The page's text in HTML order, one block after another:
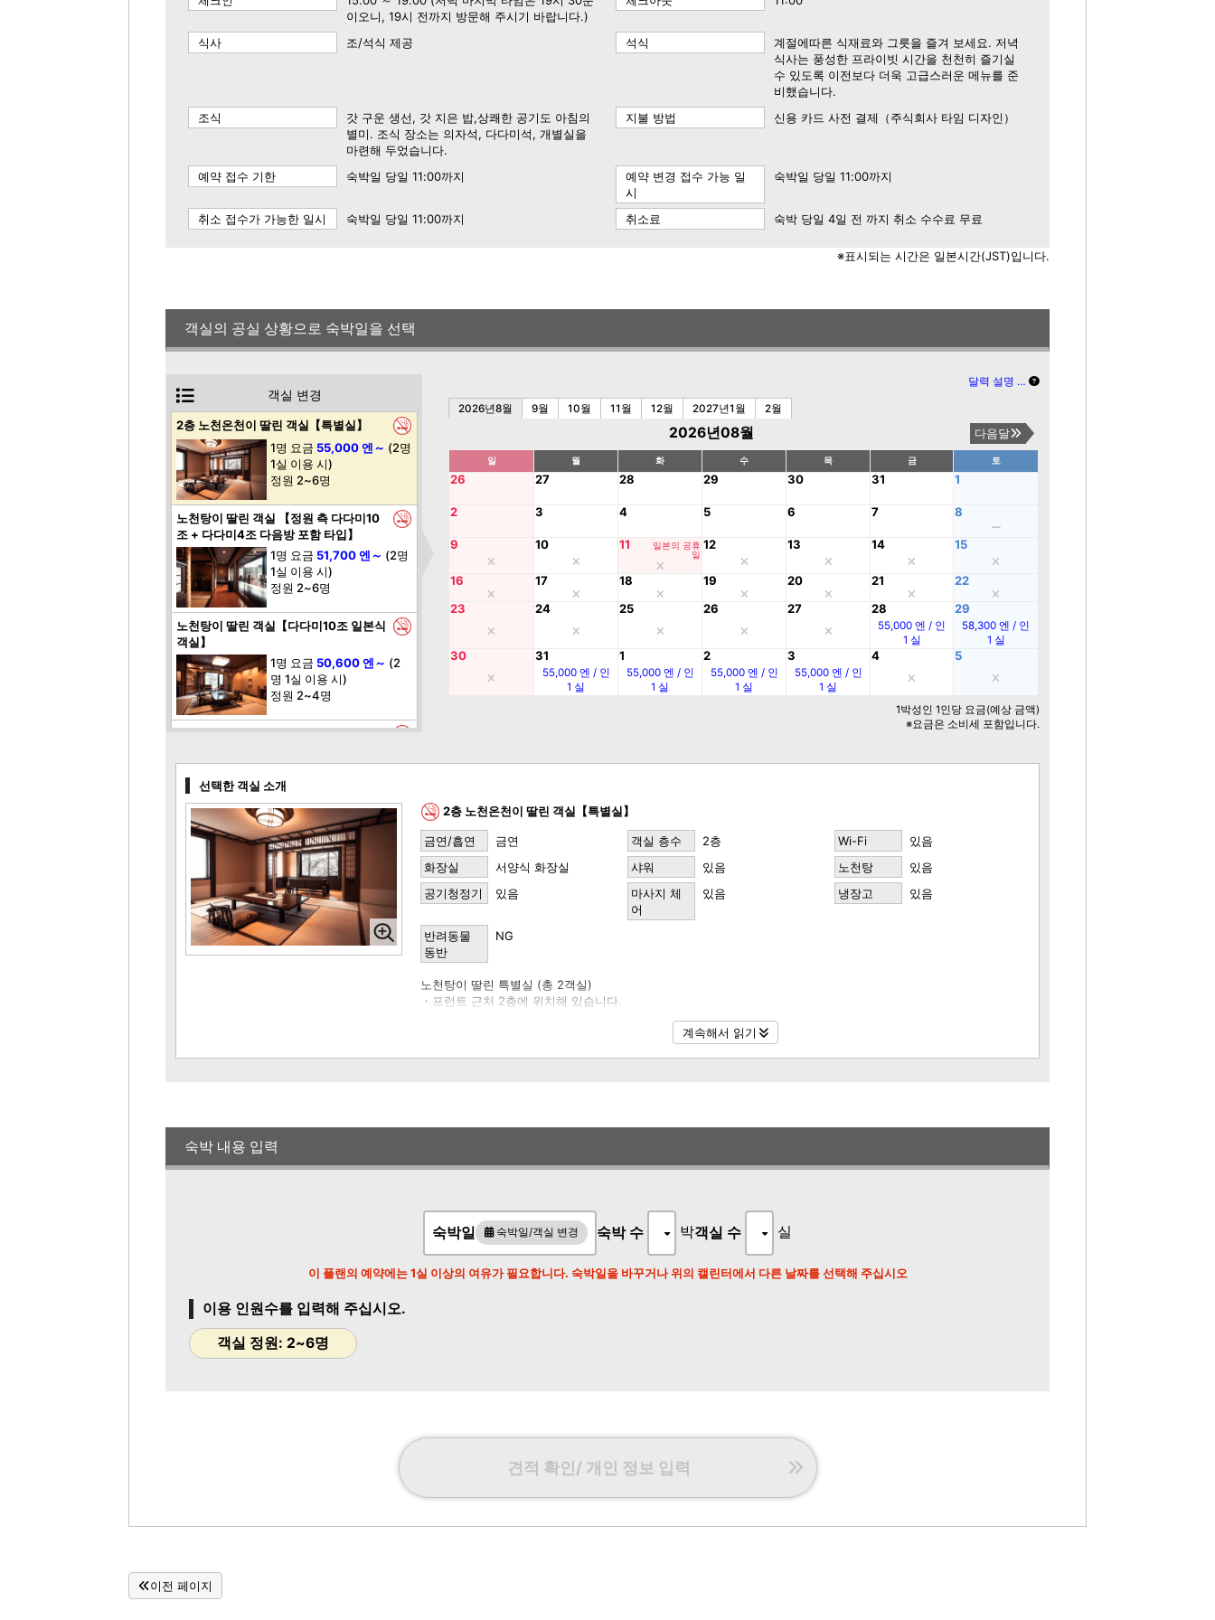
이오니, 19시 전까지 방문해 주시기 바랍니다.)
식사 조/석식 제공 석식
계절에따른 식재료와 그릇을 즐겨 보세요. 저녁
식사는 풍성한 프라이빗 시간을 천천히 즐기실
수 있도록 이전보다 더욱 고급스러운 메뉴를 준
비했습니다.
조식
갓 구운 생선, 갓 지은 밥,상쾌한 공기도 아침의
별미. 조식 장소는 의자석, 다다미석, 개별실을
마련해 두었습니다.
지불 방법 신용 카드 사전 결제（주식회사 타임 디자인）
예약 접수 기한 숙박일 당일 11:00까지
예약 변경 접수 가능 일
시
숙박일 당일 11:00까지
취소 접수가 가능한 일시 숙박일 당일 11:00까지 취소료 숙박 당일 4일 전 까지 취소 수수료 무료
※표시되는 시간은 일본시간(JST)입니다.
객실의 공실 상황으로 숙박일을 선택
객실 변경
2층 노천온천이 딸린 객실【특별실】
1명 요금 55,000 엔～ (2명
1실 이용 시)
정원 2~6명
노천탕이 딸린 객실 【정원 측 다다미10
조 + 다다미4조 다음방 포함 타입】
1명 요금 51,700 엔～ (2명
1실 이용 시)
정원 2~6명
노천탕이 딸린 객실【다다미10조 일본식
객실】
1명 요금 50,600 엔～ (2
명 1실 이용 시)
정원 2~4명
명 1실 이용 시)
정원 2~4명
노천탕이 딸린 객실【일본식·서양식 객실
타입】
1명 요금49,500 엔～
명 1실 이용 시)
정원 2~4명
노천탕이 딸린 객실【복층구조(계단 있
음)】
1명 요금39,600 엔～(2
1명 요금
1실 이용 시)
정원 2명
달력 설명 …
2026년8월 9월 10월 11월 12월 2027년1월 2월
2026년08월 다음달
일 월 화 수 목 금 토
26 27 28 29 30 31 1
2 3 4 5 6 7 8
9 10 11
일본의 공휴
일
12 13 14 15
16 17 18 19 20 21
22
23
24 25 26 27 28
55,000 엔 / 인
1 실
29
58,300 엔 / 인
1 실
30 31
55,000 엔 / 인
1 실
1
55,000 엔 / 인
1 실
2
55,000 엔 / 인
1 실
3
55,000 엔 / 인
1 실
4 5
1박성인 1인당 요금(예상 금액)
※요금은 소비세 포함입니다.
선택한 객실 소개
2층 노천온천이 딸린 객실【특별실】
금연/흡연 금연 객실 층수 2층 Wi-Fi
있음
화장실
서양식 화장실 샤워 있음 노천탕
있음
공기청정기
있음
마사지 체
어
있음 냉장고 있음
반려동물
동반
NG
노천탕이 딸린 특별실 (총 2객실)
・프런트 근처 2층에 위치해 있습니다.
・넓은 구조로 본간 다다미10조 + 다다미3조 공간과 세미 더블베드 2대가 있는 침실로 구성되어 있습니다.
계속해서 읽기
숙박 내용 입력
숙박일 숙박일/객실 변경 숙박 수 박객실 수 실
이 플랜의 예약에는 1실 이상의 여유가 필요합니다. 숙박일을 바꾸거나 위의 캘린터에서 다른 날짜를 선택해 주십시오
이용 인원수를 입력해 주십시오.
객실 정원: 2~6명
견적 확인/ 개인 정보 입력
이전 페이지